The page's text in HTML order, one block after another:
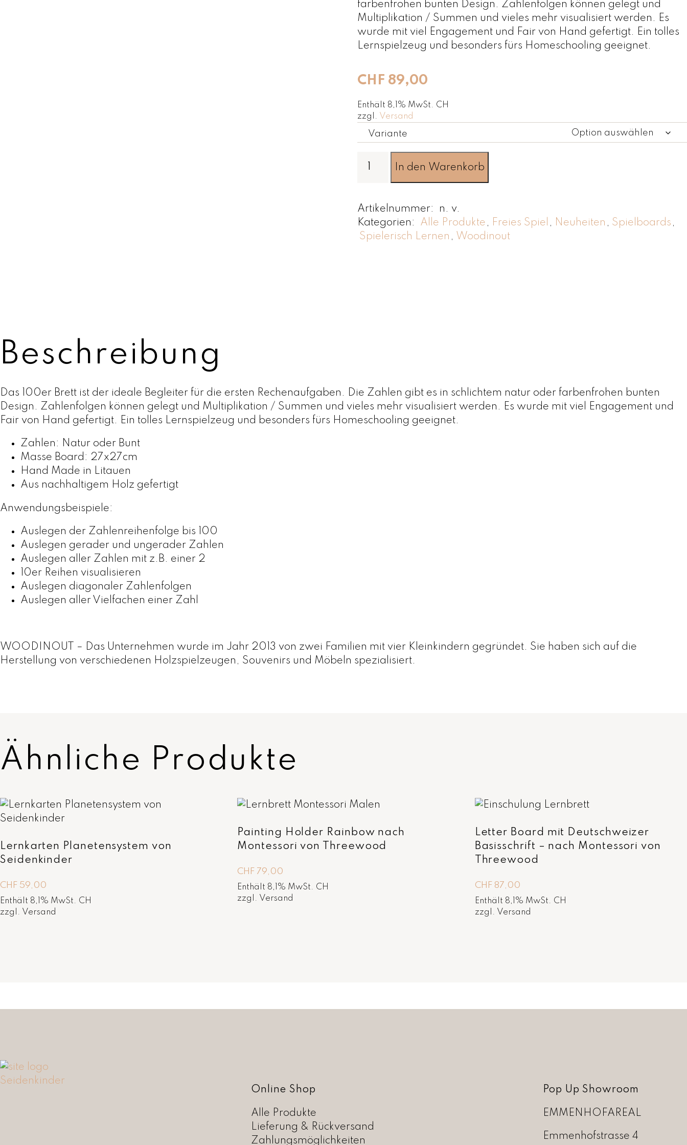
CHF 89,00
Enthält 8,1% MwSt. CH
zzgl. Versand
farbenfrohen bunten Design. Zahlenfolgen können gelegt und
Multiplikation / Summen und vieles mehr visualisiert werden. Es
wurde mit viel Engagement und Fair von Hand gefertigt. Ein tolles
Lernspielzeug und besonders fürs Homeschooling geeignet.
Variante
e
r
W
o
o
In den Warenkorb
Artikelnummer:
n. v.
Kategorien:
Alle Produkte , Freies Spiel , Neuheiten , Spielboards ,
Spielerisch Lernen , Woodinout
Beschreibung
Das 100er Brett ist der ideale Begleiter für die ersten Rechenaufgaben. Die Zahlen gibt es in schlichtem natur oder farbenfrohen bunten
Design. Zahlenfolgen können gelegt und Multiplikation / Summen und vieles mehr visualisiert werden. Es wurde mit viel Engagement und
Fair von Hand gefertigt. Ein tolles Lernspielzeug und besonders fürs Homeschooling geeignet.
Zahlen: Natur oder Bunt
Masse Board: 27x27cm
Hand Made in Litauen
Aus nachhaltigem Holz gefertigt
Anwendungsbeispiele:
Auslegen der Zahlenreihenfolge bis 100
Auslegen gerader und ungerader Zahlen
Auslegen aller Zahlen mit z.B. einer 2
10er Reihen visualisieren
Auslegen diagonaler Zahlenfolgen
Auslegen aller Vielfachen einer Zahl
WOODINOUT – Das Unternehmen wurde im Jahr 2013 von zwei Familien mit vier Kleinkindern gegründet. Sie haben sich auf die
Herstellung von verschiedenen Holzspielzeugen, Souvenirs und Möbeln spezialisiert.
Ähnliche Produkte
Lernkarten Planetensystem von
Seidenkinder
CHF 59,00
Enthält 8,1% MwSt. CH
zzgl. Versand
Painting Holder Rainbow nach
Montessori von Threewood
CHF 79,00
Enthält 8,1% MwSt. CH
zzgl. Versand
Letter Board mit Deutschweizer
Basisschrift – nach Montessori von
Threewood
CHF 87,00
Enthält 8,1% MwSt. CH
zzgl. Versand
Online Shop
Alle Produkte
Lieferung & Rückversand
Zahlungsmöglichkeiten
Pop Up Showroom
EMMENHOFAREAL
Emmenhofstrasse 4